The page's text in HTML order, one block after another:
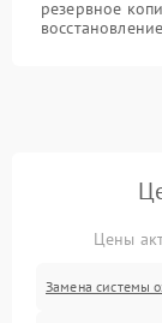
резервное
Цены
Замена системы